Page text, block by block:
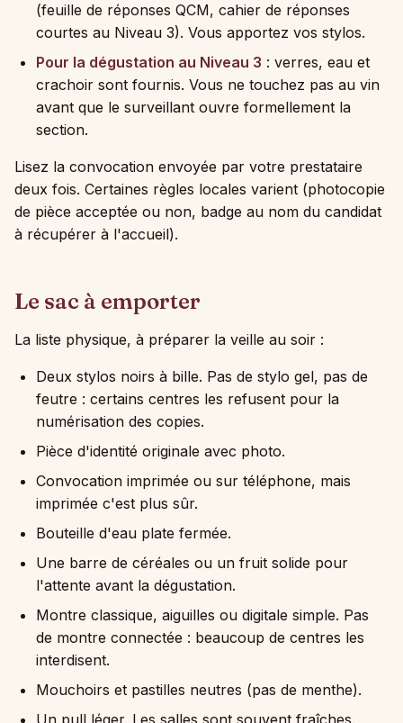
(feuille de réponses QCM, cahier de réponses
courtes au Niveau 3). Vous apportez vos stylos.
Pour la dégustation au Niveau 3 : verres, eau et
crachoir sont fournis. Vous ne touchez pas au vin
avant que le surveillant ouvre formellement la
section.
Lisez la convocation envoyée par votre prestataire
deux fois. Certaines règles locales varient (photocopie
de pièce acceptée ou non, badge au nom du candidat
à récupérer à l'accueil).
Le sac à emporter
La liste physique, à préparer la veille au soir :
Deux stylos noirs à bille. Pas de stylo gel, pas de
feutre : certains centres les refusent pour la
numérisation des copies.
Pièce d'identité originale avec photo.
Convocation imprimée ou sur téléphone, mais
imprimée c'est plus sûr.
Bouteille d'eau plate fermée.
Une barre de céréales ou un fruit solide pour
l'attente avant la dégustation.
Montre classique, aiguilles ou digitale simple. Pas
de montre connectée : beaucoup de centres les
interdisent.
Mouchoirs et pastilles neutres (pas de menthe).
Un pull léger. Les salles sont souvent fraîches.